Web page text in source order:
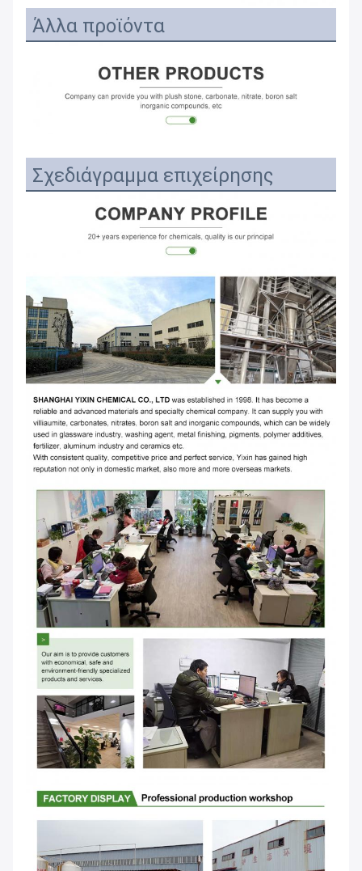
Άλλα προϊόντα
Σχεδιάγραμμα επιχείρησης